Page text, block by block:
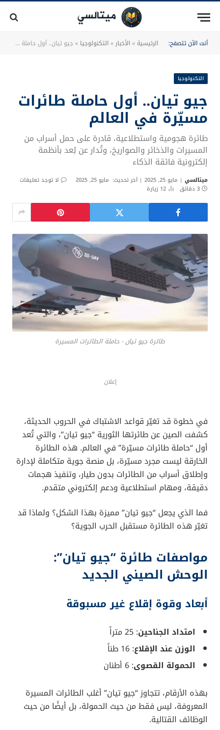
أنت الآن تتصفح: الرئيسية»الأخبار »التكنولوجيا » جيو تيان.. أول حاملة طائرات مسيّرة في العالم
التكنولوجيا
جيو تيان.. أول حاملة طائرات
مسيّرة في العالم
طائرة هجومية واستطلاعية، قادرة على حمل أسراب من
المسيرات والذخائر والصواريخ، وتُدار عن بُعد بأنظمة
إلكترونية فائقة الذكاء
ميتالسي مايو 25, 2025 آخر تحديث: مايو 25, 2025
لا توجد تعليقات
3 دقائق
12 زيارة
طائرة جيو تيان - حاملة الطائرات المسيرة
إعلان
في خطوة قد تغيّر قواعد الاشتباك في الحروب الحديثة،
كشفت الصين عن طائرتها الثورية “جيو تيان”، والتي تُعد
أول “حاملة طائرات مسيّرة” في العالم. هذه الطائرة
وإطلاق أسراب من الطائرات بدون طيار، وتنفيذ هجمات
دقيقة، ومهام استطلاعية ودعم إلكتروني متقدم.